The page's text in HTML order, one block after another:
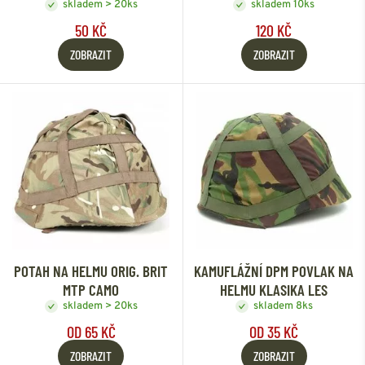
skladem > 20ks
50 KČ
ZOBRAZIT
skladem 10ks
120 KČ
ZOBRAZIT
POTAH NA HELMU ORIG. BRIT
MTP CAMO
skladem > 20ks
OD 65 KČ
ZOBRAZIT
KAMUFLÁŽNÍ DPM POVLAK NA
HELMU KLASIKA LES
skladem 8ks
OD 35 KČ
ZOBRAZIT